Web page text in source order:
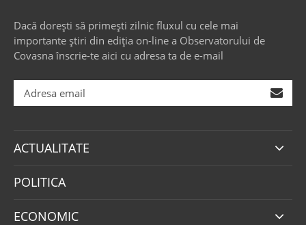
Dacă dorești să primești zilnic fluxul cu cele mai
importante știri din ediția on-line a Observatorului de
Covasna înscrie-te aici cu adresa ta de e-mail
ACTUALITATE
POLITICA
ECONOMIC